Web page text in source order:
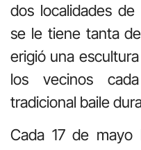
dos localidades
se le tiene tanta
erigió una
los vecinos
tradicional baile
Cada 17 de mayo